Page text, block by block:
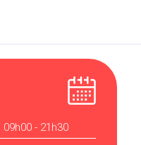
09h00 - 21h30